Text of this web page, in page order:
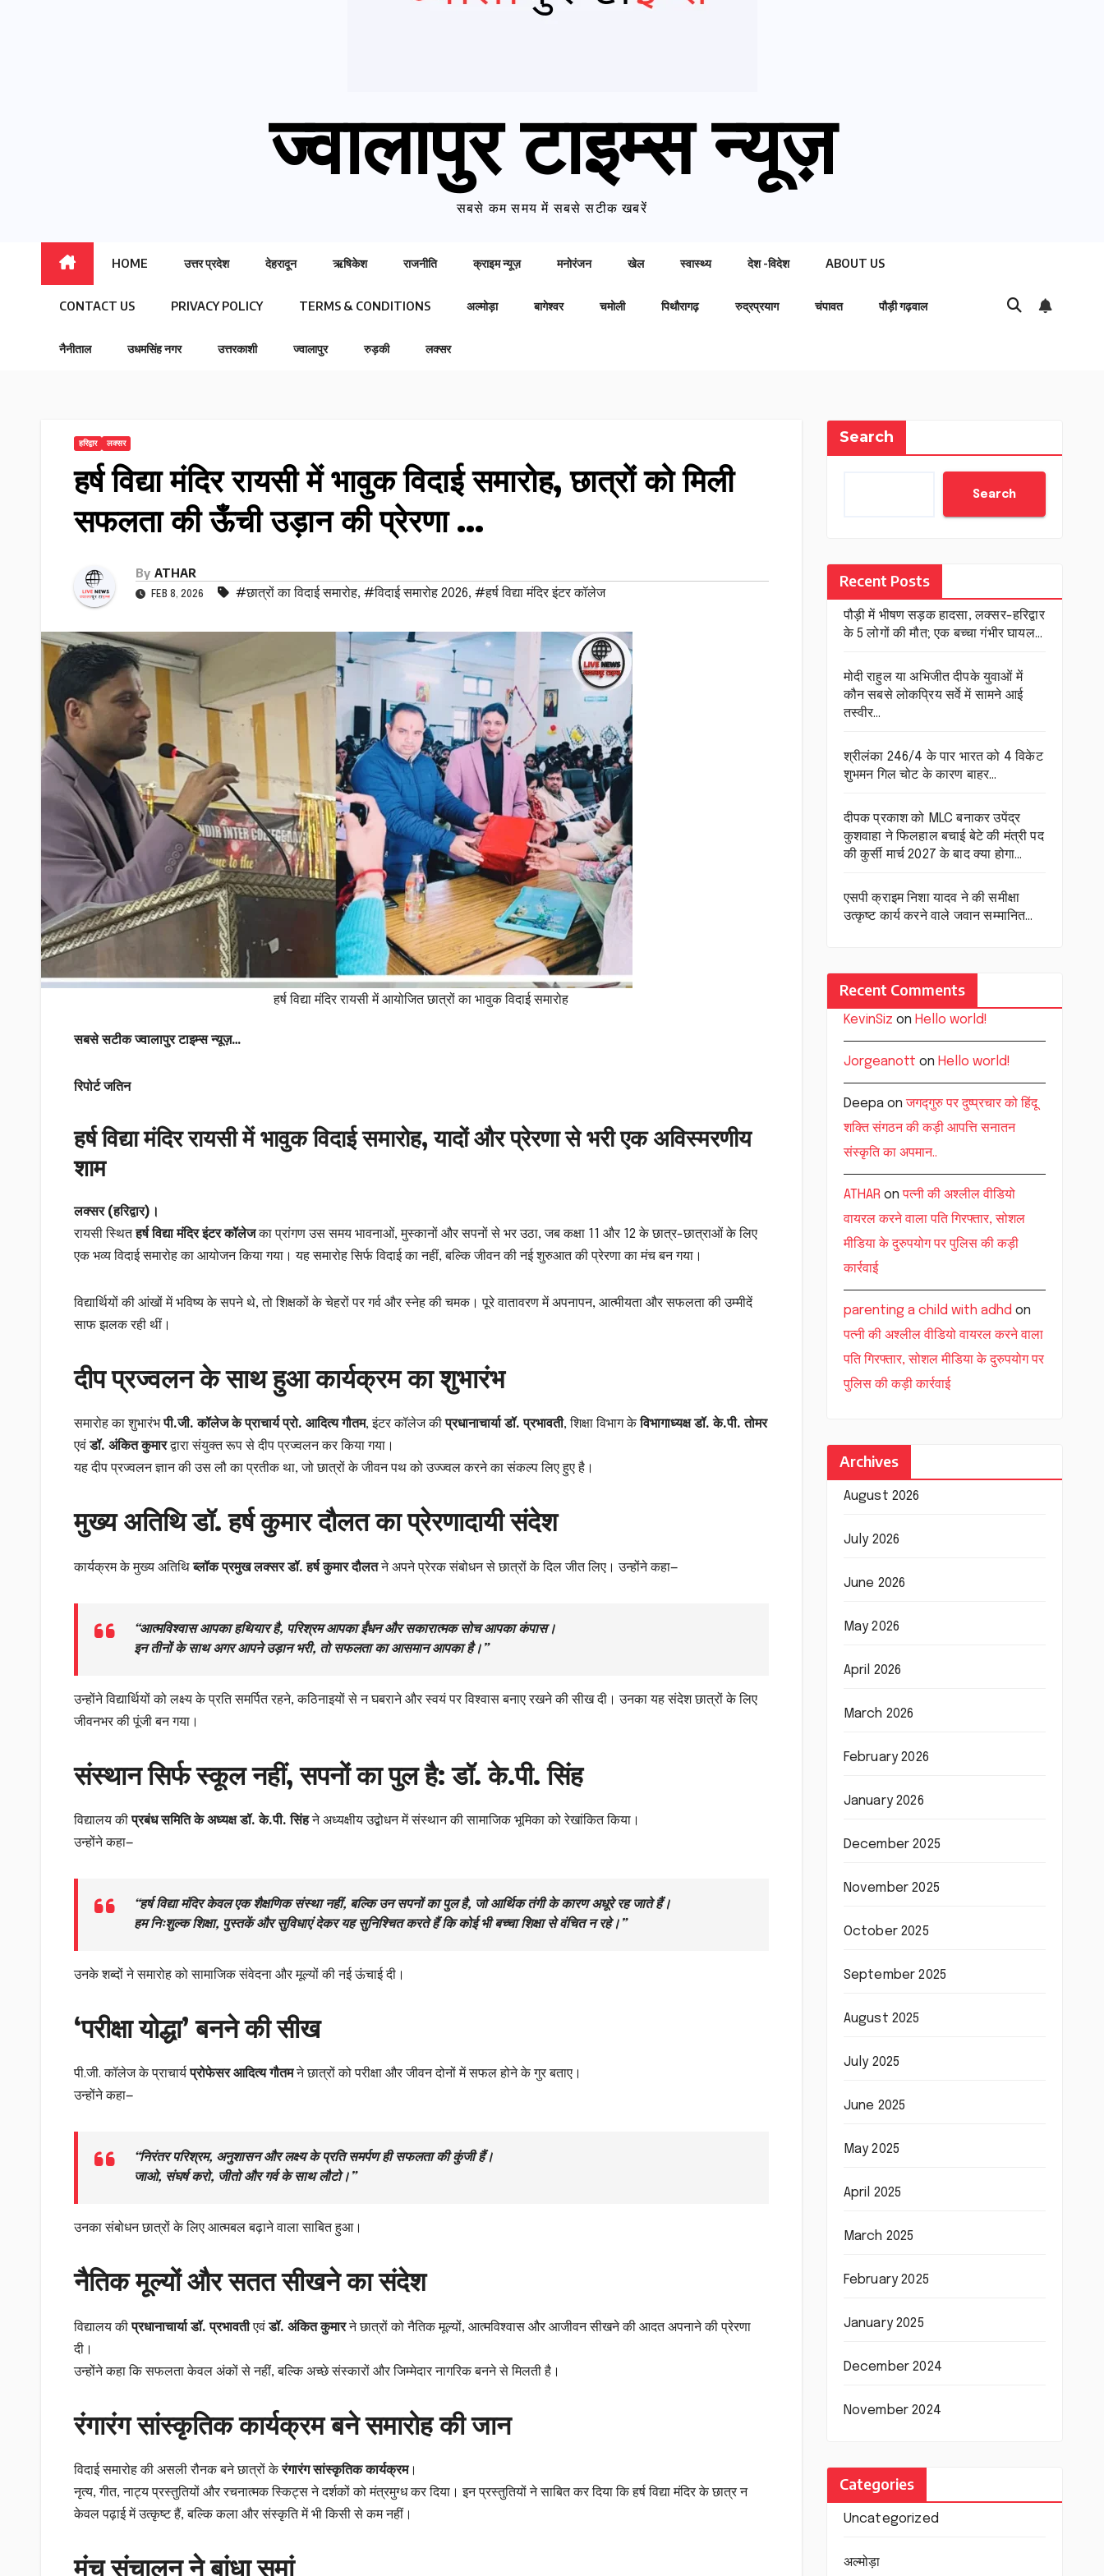
ज्वालापुर टाइम्स न्यूज़
सबसे कम समय में सबसे सटीक खबरें
HOME उत्तर प्रदेश देहरादून ऋषिकेश राजनीति क्राइम न्यूज़ मनोरंजन खेल स्वास्थ्य देश -विदेश ABOUT US
CONTACT US PRIVACY POLICY TERMS & CONDITIONS अल्मोड़ा बागेश्वर चमोली पिथौरागढ़ रुद्रप्रयाग चंपावत पौड़ी गढ़वाल
नैनीताल उधमसिंह नगर उत्तरकाशी ज्वालापुर रुड़की लक्सर
हरिद्वार लक्सर
हर्ष विद्या मंदिर रायसी में भावुक विदाई समारोह, छात्रों को मिली
सफलता की ऊँची उड़ान की प्रेरणा …
By ATHAR
FEB 8, 2026 #छात्रों का विदाई समारोह, #विदाई समारोह 2026, #हर्ष विद्या मंदिर इंटर कॉलेज
हर्ष विद्या मंदिर रायसी में आयोजित छात्रों का भावुक विदाई समारोह
सबसे सटीक ज्वालापुर टाइम्स न्यूज़…
रिपोर्ट जतिन
हर्ष विद्या मंदिर रायसी में भावुक विदाई समारोह, यादों और प्रेरणा से भरी एक अविस्मरणीय
शाम
लक्सर (हरिद्वार)।
रायसी स्थितहर्ष विद्या मंदिर इंटर कॉलेजका प्रांगण उस समय भावनाओं, मुस्कानों और सपनों से भर उठा, जब कक्षा 11 और 12 के छात्र-छात्राओं के लिए
एक भव्य विदाई समारोह का आयोजन किया गया। यह समारोह सिर्फ विदाई का नहीं, बल्कि जीवन की नई शुरुआत की प्रेरणा का मंच बन गया।
विद्यार्थियों की आंखों में भविष्य के सपने थे, तो शिक्षकों के चेहरों पर गर्व और स्नेह की चमक। पूरे वातावरण में अपनापन, आत्मीयता और सफलता की उम्मीदें
साफ झलक रही थीं।
दीप प्रज्वलन के साथ हुआ कार्यक्रम का शुभारंभ
समारोह का शुभारंभपी.जी. कॉलेज के प्राचार्य प्रो. आदित्य गौतम, इंटर कॉलेज कीप्रधानाचार्या डॉ. प्रभावती, शिक्षा विभाग केविभागाध्यक्ष डॉ. के.पी. तोमर
एवंडॉ. अंकित कुमारद्वारा संयुक्त रूप से दीप प्रज्वलन कर किया गया।
यह दीप प्रज्वलन ज्ञान की उस लौ का प्रतीक था, जो छात्रों के जीवन पथ को उज्ज्वल करने का संकल्प लिए हुए है।
मुख्य अतिथि डॉ. हर्ष कुमार दौलत का प्रेरणादायी संदेश
कार्यक्रम के मुख्य अतिथिब्लॉक प्रमुख लक्सर डॉ. हर्ष कुमार दौलतने अपने प्रेरक संबोधन से छात्रों के दिल जीत लिए। उन्होंने कहा—
“आत्मविश्वास आपका हथियार है, परिश्रम आपका ईंधन और सकारात्मक सोच आपका कंपास।
इन तीनों के साथ अगर आपने उड़ान भरी, तो सफलता का आसमान आपका है।”
उन्होंने विद्यार्थियों को लक्ष्य के प्रति समर्पित रहने, कठिनाइयों से न घबराने और स्वयं पर विश्वास बनाए रखने की सीख दी। उनका यह संदेश छात्रों के लिए
जीवनभर की पूंजी बन गया।
संस्थान सिर्फ स्कूल नहीं, सपनों का पुल है: डॉ. के.पी. सिंह
विद्यालय कीप्रबंध समिति के अध्यक्ष डॉ. के.पी. सिंहने अध्यक्षीय उद्बोधन में संस्थान की सामाजिक भूमिका को रेखांकित किया।
उन्होंने कहा—
“हर्ष विद्या मंदिर केवल एक शैक्षणिक संस्था नहीं, बल्कि उन सपनों का पुल है, जो आर्थिक तंगी के कारण अधूरे रह जाते हैं।
हम निःशुल्क शिक्षा, पुस्तकें और सुविधाएं देकर यह सुनिश्चित करते हैं कि कोई भी बच्चा शिक्षा से वंचित न रहे।”
उनके शब्दों ने समारोह को सामाजिक संवेदना और मूल्यों की नई ऊंचाई दी।
‘परीक्षा योद्धा’ बनने की सीख
पी.जी. कॉलेज के प्राचार्यप्रोफेसर आदित्य गौतमने छात्रों को परीक्षा और जीवन दोनों में सफल होने के गुर बताए।
उन्होंने कहा—
“निरंतर परिश्रम, अनुशासन और लक्ष्य के प्रति समर्पण ही सफलता की कुंजी हैं।
जाओ, संघर्ष करो, जीतो और गर्व के साथ लौटो।”
उनका संबोधन छात्रों के लिए आत्मबल बढ़ाने वाला साबित हुआ।
नैतिक मूल्यों और सतत सीखने का संदेश
विद्यालय कीप्रधानाचार्या डॉ. प्रभावतीएवंडॉ. अंकित कुमारने छात्रों को नैतिक मूल्यों, आत्मविश्वास और आजीवन सीखने की आदत अपनाने की प्रेरणा
दी।
उन्होंने कहा कि सफलता केवल अंकों से नहीं, बल्कि अच्छे संस्कारों और जिम्मेदार नागरिक बनने से मिलती है।
रंगारंग सांस्कृतिक कार्यक्रम बने समारोह की जान
विदाई समारोह की असली रौनक बने छात्रों केरंगारंग सांस्कृतिक कार्यक्रम।
नृत्य, गीत, नाट्य प्रस्तुतियों और रचनात्मक स्किट्स ने दर्शकों को मंत्रमुग्ध कर दिया। इन प्रस्तुतियों ने साबित कर दिया कि हर्ष विद्या मंदिर के छात्र न
केवल पढ़ाई में उत्कृष्ट हैं, बल्कि कला और संस्कृति में भी किसी से कम नहीं।
मंच संचालन ने बांधा समां
Search
Search
Recent Posts
पौड़ी में भीषण सड़क हादसा, लक्सर-हरिद्वार
के 5 लोगों की मौत; एक बच्चा गंभीर घायल…
मोदी राहुल या अभिजीत दीपके युवाओं में
कौन सबसे लोकप्रिय सर्वे में सामने आई
तस्वीर…
श्रीलंका 246/4 के पार भारत को 4 विकेट
शुभमन गिल चोट के कारण बाहर…
दीपक प्रकाश को MLC बनाकर उपेंद्र
कुशवाहा ने फिलहाल बचाई बेटे की मंत्री पद
की कुर्सी मार्च 2027 के बाद क्या होगा…
एसपी क्राइम निशा यादव ने की समीक्षा
उत्कृष्ट कार्य करने वाले जवान सम्मानित…
Recent Comments
KevinSiz on Hello world!
Jorgeanott on Hello world!
Deepaonजगद्गुरु पर दुष्प्रचार को हिंदू
शक्ति संगठन की कड़ी आपत्ति सनातन
संस्कृति का अपमान..
ATHAR onपत्नी की अश्लील वीडियो
वायरल करने वाला पति गिरफ्तार, सोशल
मीडिया के दुरुपयोग पर पुलिस की कड़ी
कार्रवाई
parenting a child with adhd on
पत्नी की अश्लील वीडियो वायरल करने वाला
पति गिरफ्तार, सोशल मीडिया के दुरुपयोग पर
पुलिस की कड़ी कार्रवाई
Archives
August 2026
July 2026
June 2026
May 2026
April 2026
March 2026
February 2026
January 2026
December 2025
November 2025
October 2025
September 2025
August 2025
July 2025
June 2025
May 2025
April 2025
March 2025
February 2025
January 2025
December 2024
November 2024
Categories
Uncategorized
अल्मोड़ा